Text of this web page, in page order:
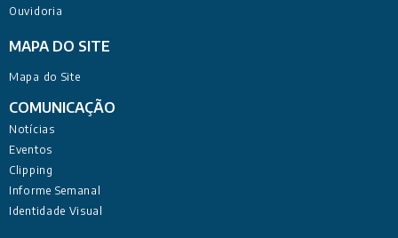
Ouvidoria
MAPA DO SITE
Mapa do Site
COMUNICAÇÃO
Notícias
Eventos
Clipping
Informe Semanal
Identidade Visual